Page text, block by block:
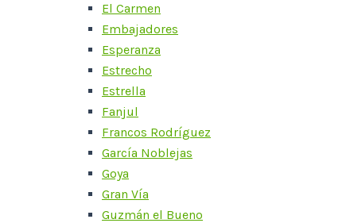
El Carmen
Embajadores
Esperanza
Estrecho
Estrella
Fanjul
Francos Rodríguez
García Noblejas
Goya
Gran Vía
Guzmán el Bueno